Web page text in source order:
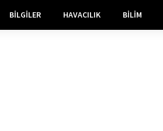
BILGILER HAVACILIK BILIM